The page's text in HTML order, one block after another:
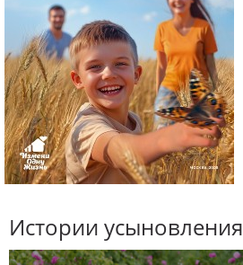
Истории усыновления